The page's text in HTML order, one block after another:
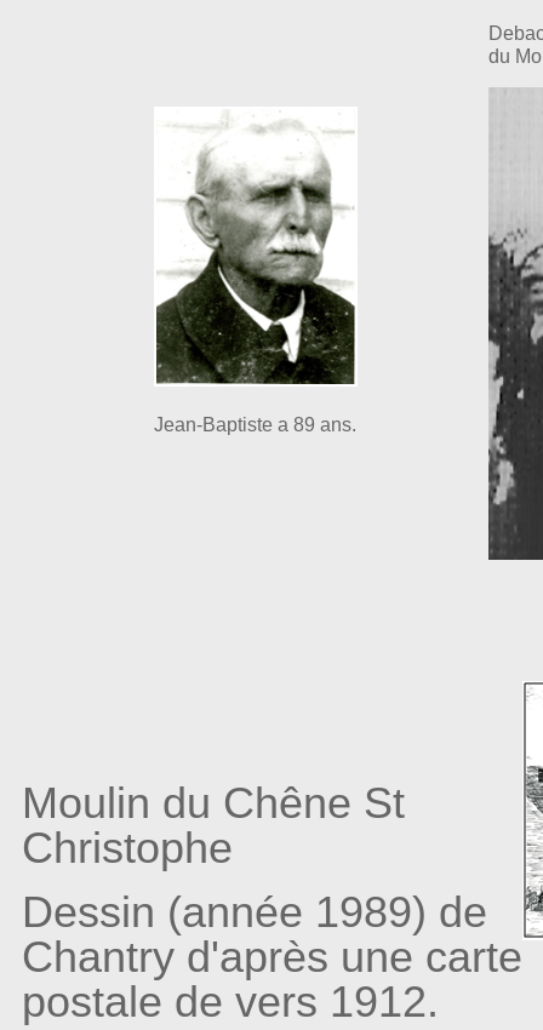
Jean-Baptiste a 89 ans.
du
Moulin du Chêne St
Christophe
Dessin (année 1989) de
Chantry d'après une carte
postale de vers 1912.